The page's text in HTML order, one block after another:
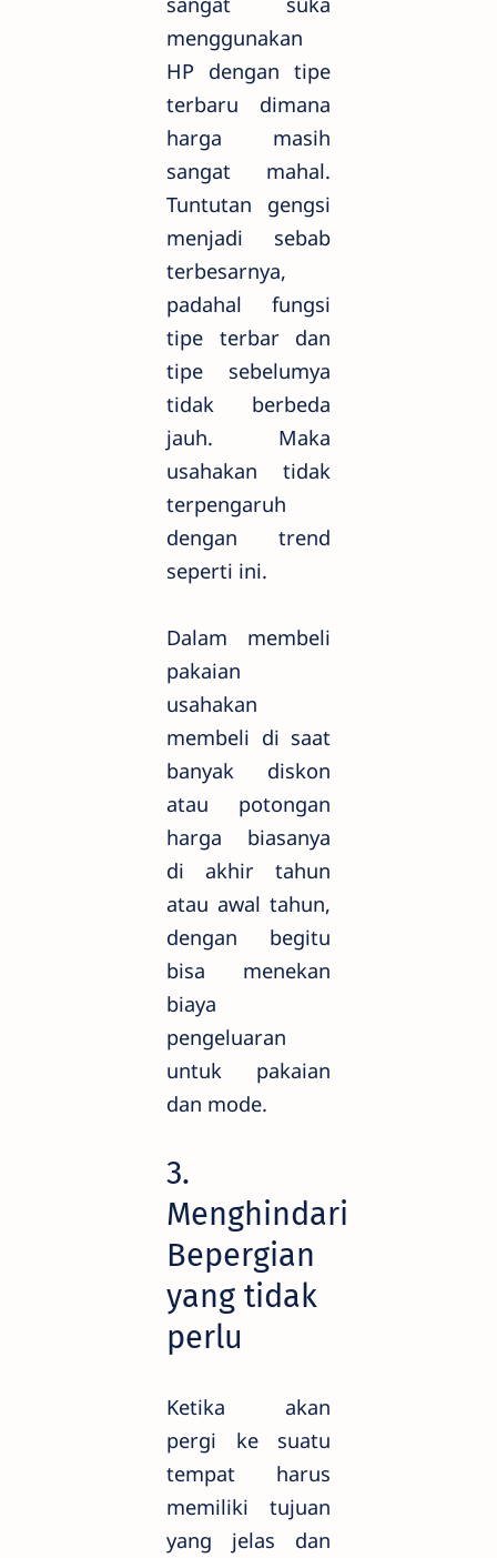
menggunakan
HP dengan tipe
terbaru dimana
harga masih
sangat mahal.
Tuntutan gengsi
menjadi sebab
terbesarnya,
padahal fungsi
tipe terbar dan
tipe sebelumya
tidak berbeda
jauh. Maka
usahakan tidak
terpengaruh
dengan trend
seperti ini.
Dalam membeli
pakaian
usahakan
membeli di saat
banyak diskon
atau potongan
harga biasanya
di akhir tahun
atau awal tahun,
dengan begitu
bisa menekan
biaya
pengeluaran
untuk pakaian
dan mode.
3.
Menghindari
Bepergian
yang tidak
perlu
Ketika akan
pergi ke suatu
tempat harus
memiliki tujuan
yang jelas dan